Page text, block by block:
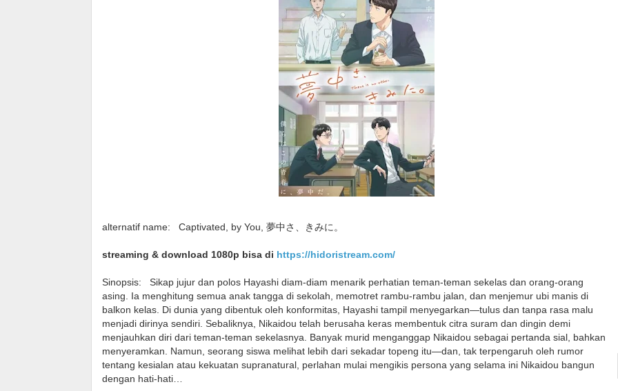
alternatif name: Captivated, by You, 夢中さ、きみに。
streaming & download 1080p bisa di https://hidoristream.com/
Sinopsis:
Sikap jujur dan polos Hayashi diam-diam menarik perhatian teman-teman sekelas dan orang-orang
asing. Ia menghitung semua anak tangga di sekolah, memotret rambu-rambu jalan, dan menjemur ubi manis di
balkon kelas. Di dunia yang dibentuk oleh konformitas, Hayashi tampil menyegarkan—tulus dan tanpa rasa malu
menjadi dirinya sendiri. Sebaliknya, Nikaidou telah berusaha keras membentuk citra suram dan dingin demi
menjauhkan diri dari teman-teman sekelasnya. Banyak murid menganggap Nikaidou sebagai pertanda sial, bahkan
menyeramkan. Namun, seorang siswa melihat lebih dari sekadar topeng itu—dan, tak terpengaruh oleh rumor
tentang kesialan atau kekuatan supranatural, perlahan mulai mengikis persona yang selama ini Nikaidou bangun
dengan hati-hati…